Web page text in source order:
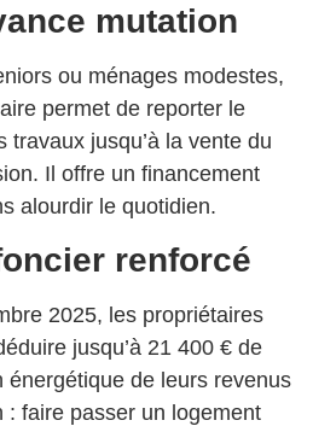
mutation
ou ménages modestes,
permet de reporter le
travaux jusqu’à la vente du
Il offre un financement
alourdir le quotidien.
renforcé
2025, les propriétaires
jusqu’à 21 400 € de
énergétique de leurs revenus
: faire passer un logement